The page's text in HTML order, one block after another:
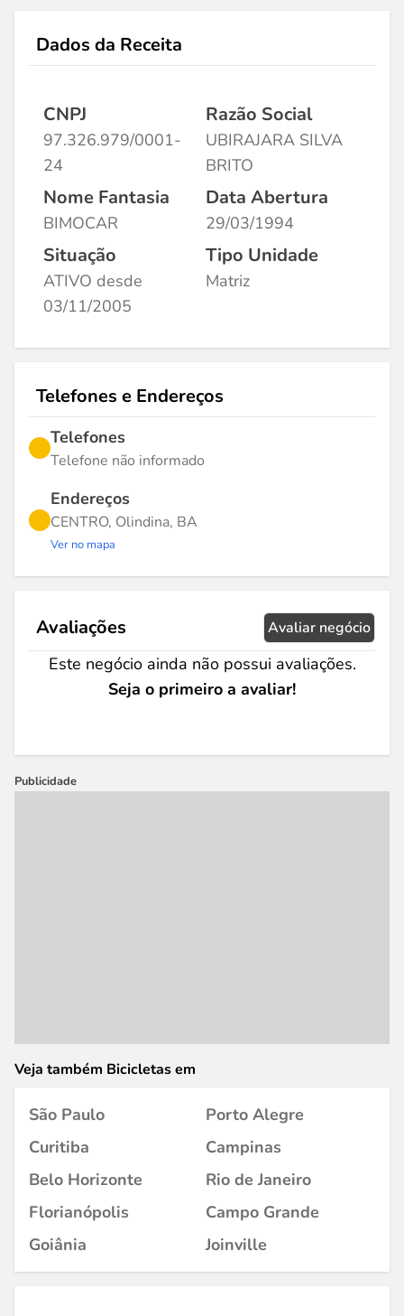
Dados da Receita
CNPJ
97.326.979/0001-
24
Razão Social
UBIRAJARA SILVA
BRITO
Nome Fantasia
BIMOCAR
Data Abertura
29/03/1994
Situação
ATIVO desde
03/11/2005
Tipo Unidade
Matriz
Telefones e Endereços
Telefones
Telefone não informado
Endereços
CENTRO, Olindina, BA
Ver no mapa
Avaliações Avaliar negócio
Este negócio ainda não possui avaliações.
Seja o primeiro a avaliar!
Publicidade
Veja também Bicicletas em
São Paulo
Porto Alegre
Curitiba
Campinas
Belo Horizonte
Rio de Janeiro
Florianópolis
Campo Grande
Goiânia
Joinville